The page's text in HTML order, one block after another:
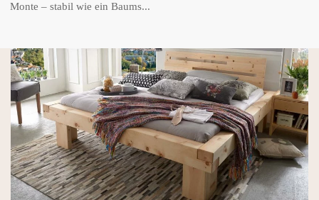
Monte – stabil wie ein Baums...